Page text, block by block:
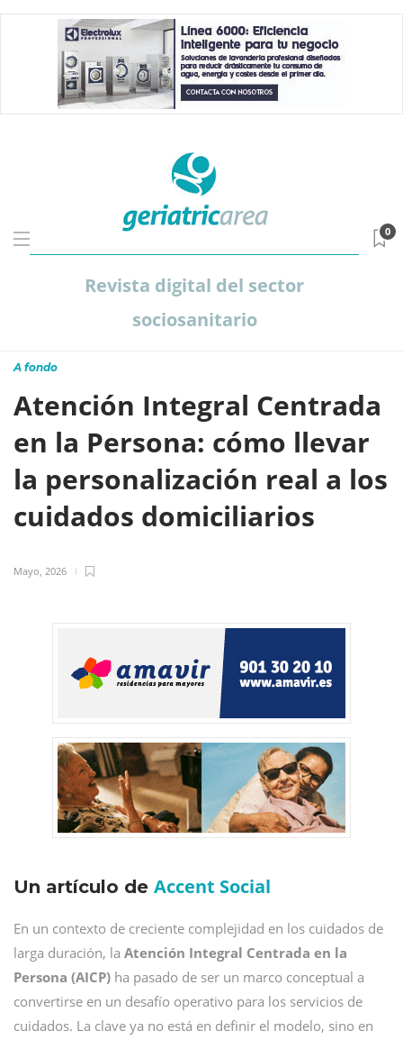
Revista digital del sector
sociosanitario
0
A fondo
Atención Integral Centrada
en la Persona: cómo llevar
la personalización real a los
cuidados domiciliarios
Mayo, 2026
Un artículo de Accent Social
En un contexto de creciente complejidad en los cuidados de
larga duración, la Atención Integral Centrada en la
Persona (AICP) ha pasado de ser un marco conceptual a
convertirse en un desafío operativo para los servicios de
cuidados. La clave ya no está en definir el modelo, sino en